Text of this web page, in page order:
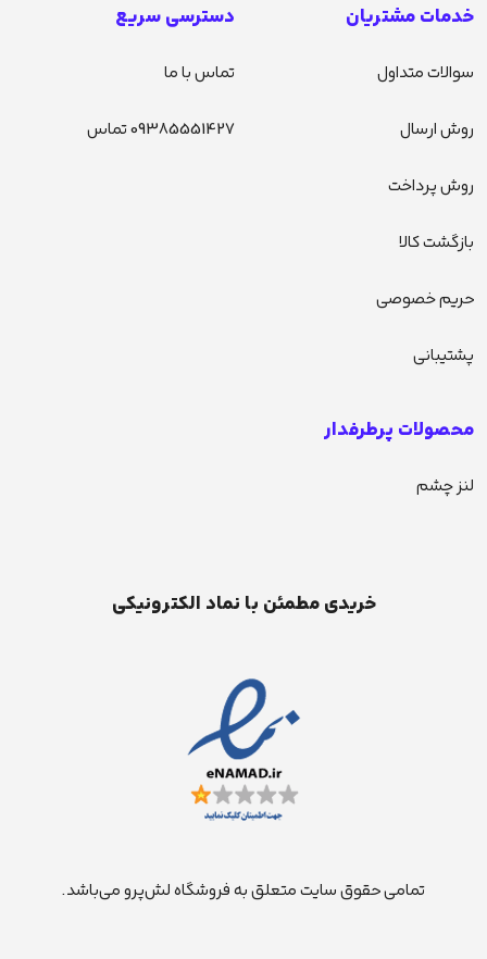
خدمات مشتریان
سوالات متداول
روش ارسال
روش پرداخت
بازگشت کالا
حریم خصوصی
پشتیبانی
دسترسی سریع
تماس با ما
09385551427 تماس
محصولات پرطرفدار
لنز چشم
خریدی مطمئن با نماد الکترونیکی
تمامی حقوق سایت متعلق به فروشگاه لش‌پرو می‌باشد.